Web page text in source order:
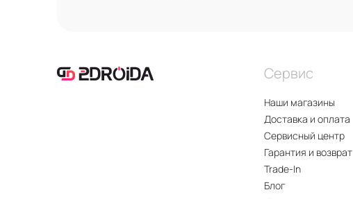
Сервис
Наши магазины
Доставка и оплата
Сервисный центр
Гарантия и возврат
Trade-In
Блог